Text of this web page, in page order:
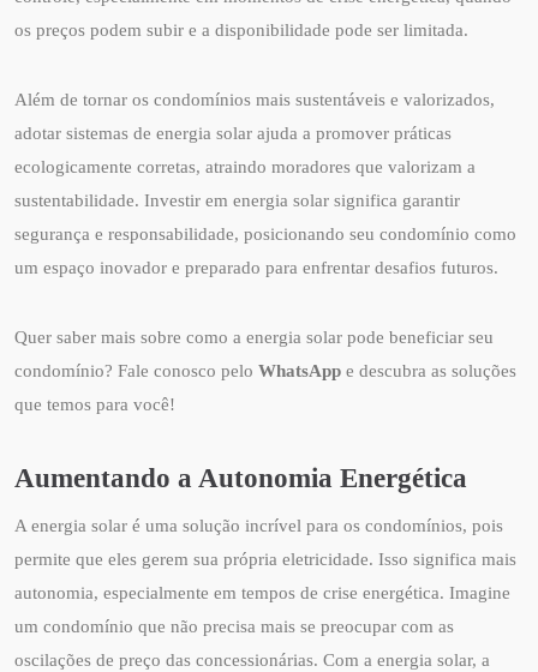
os preços podem subir e a disponibilidade pode ser limitada.
Além de tornar os condomínios mais sustentáveis e valorizados,
adotar sistemas de energia solar ajuda a promover práticas
ecologicamente corretas, atraindo moradores que valorizam a
sustentabilidade. Investir em energia solar significa garantir
segurança e responsabilidade, posicionando seu condomínio como
um espaço inovador e preparado para enfrentar desafios futuros.
Quer saber mais sobre como a energia solar pode beneficiar seu
condomínio? Fale conosco pelo WhatsApp e descubra as soluções
que temos para você!
Aumentando a Autonomia Energética
A energia solar é uma solução incrível para os condomínios, pois
permite que eles gerem sua própria eletricidade. Isso significa mais
autonomia, especialmente em tempos de crise energética. Imagine
um condomínio que não precisa mais se preocupar com as
oscilações de preço das concessionárias. Com a energia solar, a